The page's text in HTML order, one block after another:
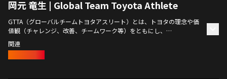
岡元 竜生 | Global Team Toyota Athlete
GTTA（グローバルチームトヨタアスリート）とは、トヨタの理念や価
値観（チャレンジ、改善、チームワーク等）をともにし、
自らの限界を超えてチャレンジする「StartYourImpossible」を体現す
るアスリートたち。GTTAの想い描く未来に迫る。
関連